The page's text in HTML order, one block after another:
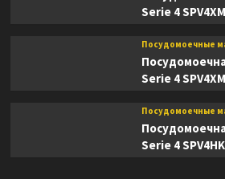
Serie 4
Посудомоечные
Serie 4
Посудомоечные
Serie 4